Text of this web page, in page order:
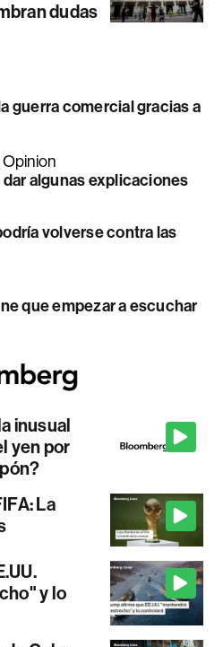
dudas
guerra comercial gracias a
algunas explicaciones
volverse contra las
que empezar a escuchar
inusual
yen por
La
y lo